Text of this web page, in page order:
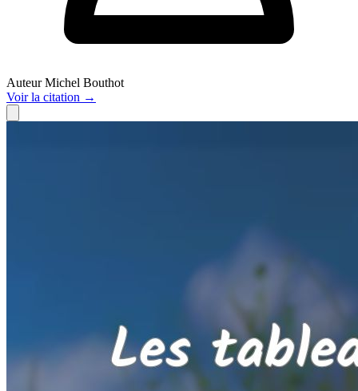
Auteur Michel Bouthot
Voirla citation →